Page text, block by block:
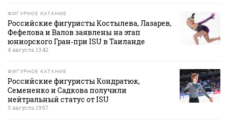
ФИГУРНОЕ КАТАНИЕ
Российские фигуристы Костылева, Лазарев,
Фефелова и Валов заявлены на этап
юниорского Гран‑при ISU в Таиланде
4 августа 13:42
ФИГУРНОЕ КАТАНИЕ
Российские фигуристы Кондратюк,
Семененко и Садкова получили
нейтральный статус от ISU
3 августа 19:57